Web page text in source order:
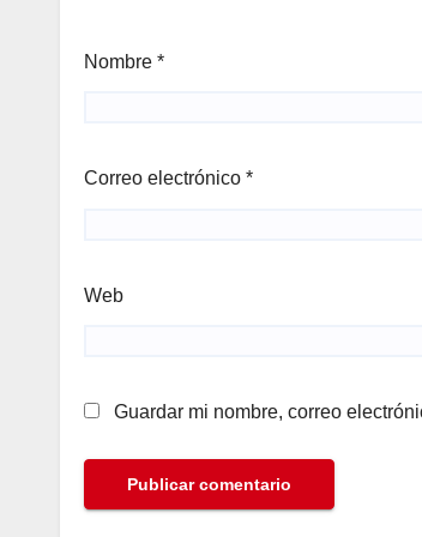
Nombre *
Correo electrónico *
Web
Guardar mi nombre, correo